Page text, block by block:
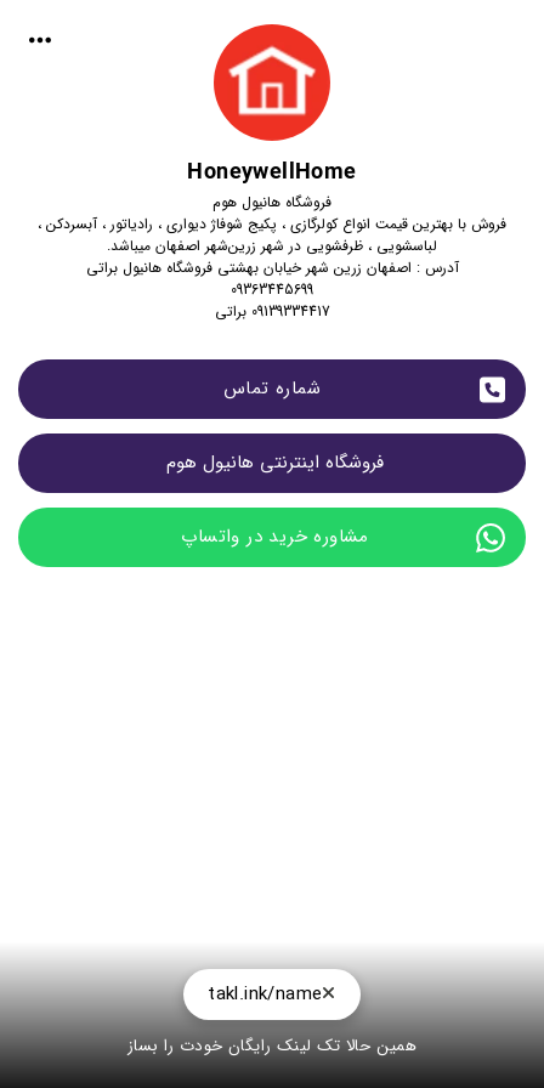
HoneywellHome
فروشگاه هانیول هوم
فروش با بهترین قیمت انواع کولرگازی ، پکیج شوفاژ دیواری ، رادیاتور ، آبسردکن ،
لباسشویی ، ظرفشویی در شهر زرین‌شهر اصفهان میباشد.
آدرس : اصفهان زرین شهر خیابان بهشتی فروشگاه هانیول براتی
09363445699
09139334417 براتی
شماره تماس
فروشگاه اینترنتی هانیول هوم
مشاوره خرید در واتساپ
takl.ink/name
همین حالا تک لینک رایگان خودت را بساز